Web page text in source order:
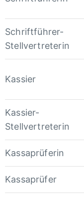
Schriftführer-
Stellvertreterin
Kassier
Kassier-
Stellvertreterin
Kassaprüferin
Kassaprüfer